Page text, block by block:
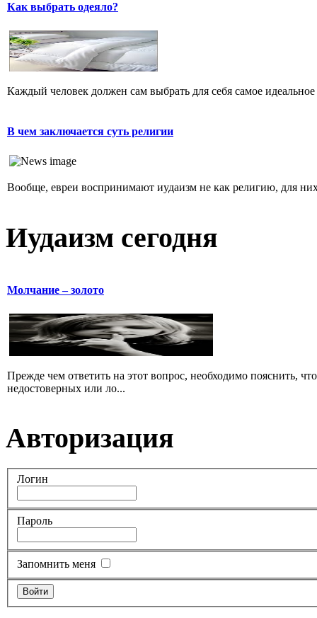
Как выбрать одеяло?
Каждый человек должен сам выбрать для себя самое
В чем заключается суть религии
Вообще, евреи воспринимают иудаизм не как религию, для
Иудаизм сегодня
Молчание – золото
Прежде чем ответить на этот вопрос, необходимо пояснить,
недостоверных или ло...
Авторизация
Логин
Пароль
Запомнить меня